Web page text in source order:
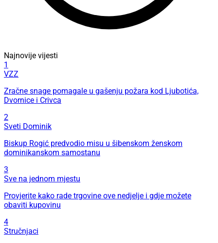
Najnovije vijesti
1
VZZ
Zračne snage pomagale u gašenju požara kod Ljubotića,
Dvornice i Crivca
2
Sveti Dominik
Biskup Rogić predvodio misu u šibenskom ženskom
dominikanskom samostanu
3
Sve na jednom mjestu
Provjerite kako rade trgovine ove nedjelje i gdje možete
obaviti kupovinu
4
Stručnjaci